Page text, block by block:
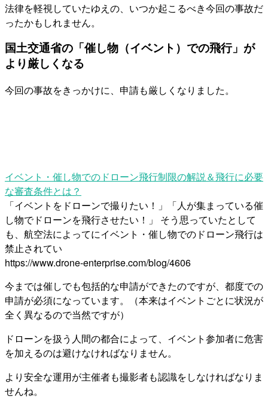
法律を軽視していたゆえの、いつか起こるべき今回の事故だ
ったかもしれません。
国土交通省の「催し物（イベント）での飛行」が
より厳しくなる
今回の事故をきっかけに、申請も厳しくなりました。
イベント・催し物でのドローン飛行制限の解説＆飛行に必要
な審査条件とは？
「イベントをドローンで撮りたい！」「人が集まっている催
し物でドローンを飛行させたい！」 そう思っていたとして
も、航空法によってにイベント・催し物でのドローン飛行は
禁止されてい
https://www.drone-enterprise.com/blog/4606
今までは催しでも包括的な申請ができたのですが、都度での
申請が必須になっています。（本来はイベントごとに状況が
全く異なるので当然ですが）
ドローンを扱う人間の都合によって、イベント参加者に危害
を加えるのは避けなければなりません。
より安全な運用が主催者も撮影者も認識をしなければなりま
せんね。